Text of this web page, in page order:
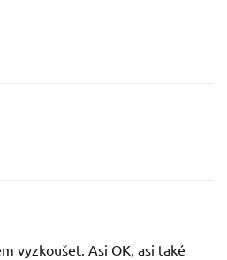
vyzkoušet. Asi OK, asi také